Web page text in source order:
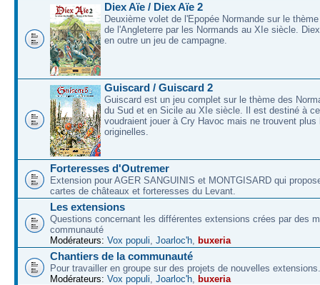
Diex Aïe / Diex Aïe 2
Deuxième volet de l'Epopée Normande sur le
de l'Angleterre par les Normands au XIe siècle.
en outre un jeu de campagne.
Guiscard / Guiscard 2
Guiscard est un jeu complet sur le thème des
du Sud et en Sicile au XIe siècle. Il est destiné à
voudraient jouer à Cry Havoc mais ne trouvent
originelles.
Forteresses d'Outremer
Extension pour AGER SANGUINIS et MONTGISARD qui
cartes de châteaux et forteresses du Levant.
Les extensions
Questions concernant les différentes extensions crées par des
communauté
Modérateurs: Vox populi, Joarloc'h, buxeria
Chantiers de la communauté
Pour travailler en groupe sur des projets de nouvelles extensions.
Modérateurs: Vox populi, Joarloc'h, buxeria